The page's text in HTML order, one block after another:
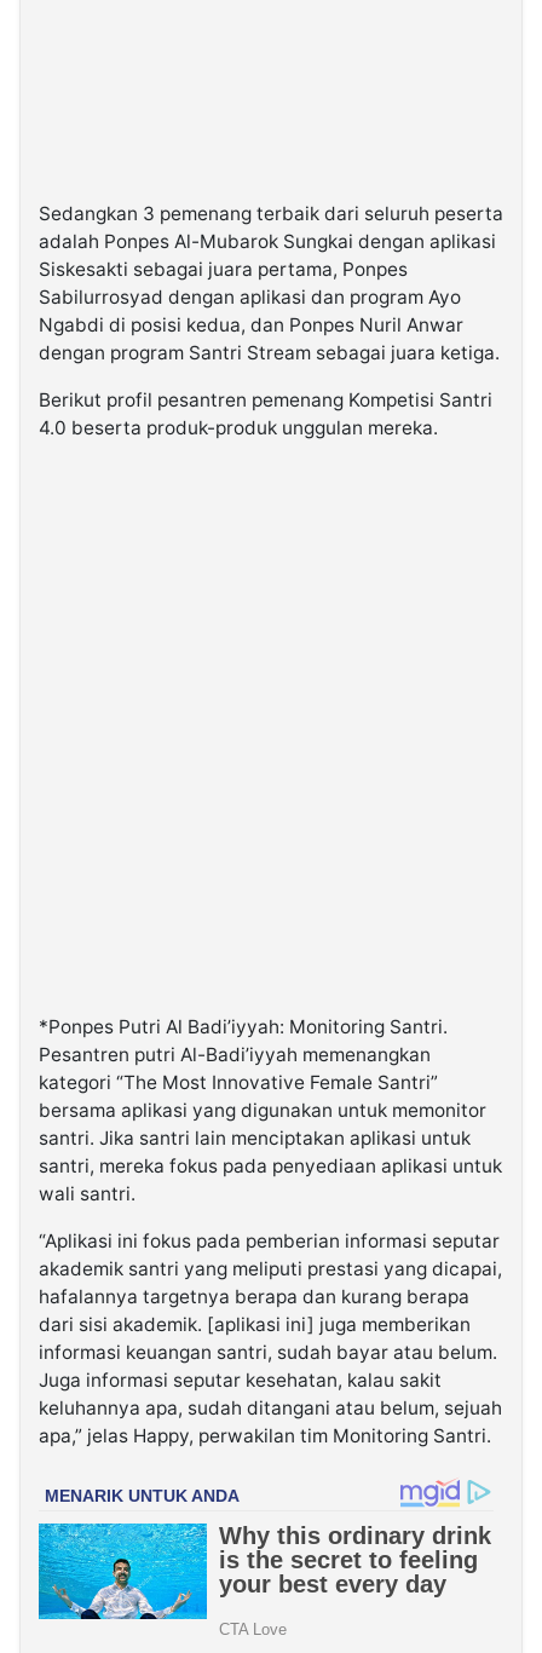
Sedangkan 3 pemenang terbaik dari seluruh peserta
adalah Ponpes Al-Mubarok Sungkai dengan aplikasi
Siskesakti sebagai juara pertama, Ponpes
Sabilurrosyad dengan aplikasi dan program Ayo
Ngabdi di posisi kedua, dan Ponpes Nuril Anwar
dengan program Santri Stream sebagai juara ketiga.
Berikut profil pesantren pemenang Kompetisi Santri
4.0 beserta produk-produk unggulan mereka.
*Ponpes Putri Al Badi’iyyah: Monitoring Santri.
Pesantren putri Al-Badi’iyyah memenangkan
kategori “The Most Innovative Female Santri”
bersama aplikasi yang digunakan untuk memonitor
santri. Jika santri lain menciptakan aplikasi untuk
santri, mereka fokus pada penyediaan aplikasi untuk
wali santri.
“Aplikasi ini fokus pada pemberian informasi seputar
akademik santri yang meliputi prestasi yang dicapai,
hafalannya targetnya berapa dan kurang berapa
dari sisi akademik. [aplikasi ini] juga memberikan
informasi keuangan santri, sudah bayar atau belum.
Juga informasi seputar kesehatan, kalau sakit
keluhannya apa, sudah ditangani atau belum, sejuah
apa,” jelas Happy, perwakilan tim Monitoring Santri.